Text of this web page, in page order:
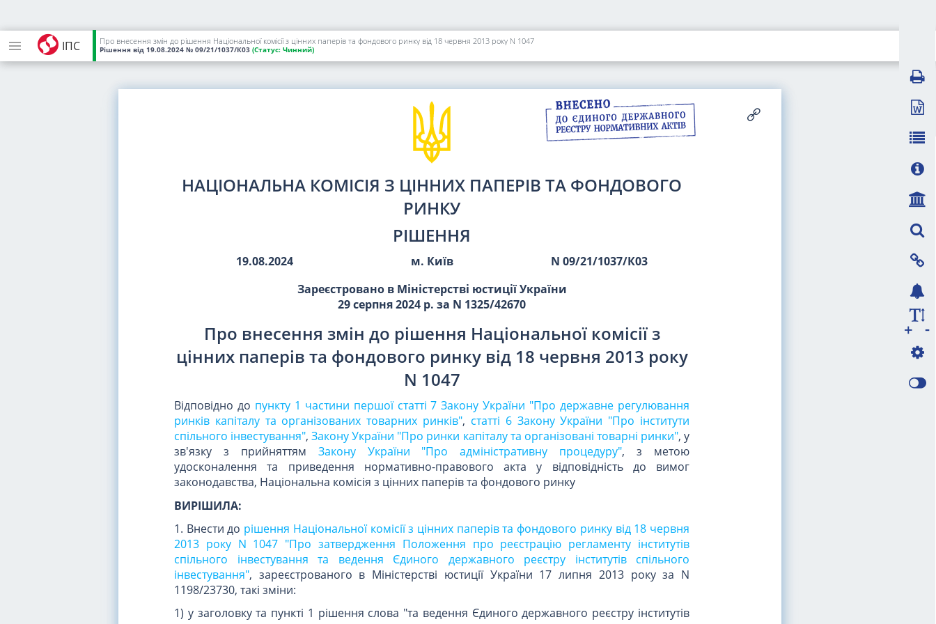
ІПС Про внесення змін до рішення Національної комісії з цінних паперів та фондового ринку від 18 червня 2013 року N 1047
Рішення від 19.08.2024 № 09/21/1037/К03 (Статус: Чинний)
НАЦІОНАЛЬНА КОМІСІЯ З ЦІННИХ ПАПЕРІВ ТА ФОНДОВОГО
РИНКУ
РІШЕННЯ
19.08.2024 м. Київ
N 09/21/1037/К03
Зареєстровано в Міністерстві юстиції України
29 серпня 2024 р. за N 1325/42670
Про внесення змін до рішення Національної комісії з
цінних паперів та фондового ринку від 18 червня 2013 року
N 1047
Відповідно до пункту 1 частини першої статті 7 Закону України "Про державне регулювання
ринків капіталу та організованих товарних ринків", статті 6 Закону України "Про інститути
спільного інвестування",Закону України "Про ринки капіталу та організовані товарні ринки", у
зв'язку з прийняттям Закону України "Про адміністративну процедуру", з метою
удосконалення та приведення нормативно-правового акта у відповідність до вимог
законодавства, Національна комісія з цінних паперів та фондового ринку
ВИРІШИЛА:
1. Внести до рішення Національної комісії з цінних паперів та фондового ринку від 18 червня
2013 року N 1047 "Про затвердження Положення про реєстрацію регламенту інститутів
спільного інвестування та ведення Єдиного державного реєстру інститутів спільного
інвестування", зареєстрованого в Міністерстві юстиції України 17 липня 2013 року за N
1198/23730, такі зміни:
1) у заголовку та пункті 1 рішення слова "та ведення Єдиного державного реєстру інститутів
-
+